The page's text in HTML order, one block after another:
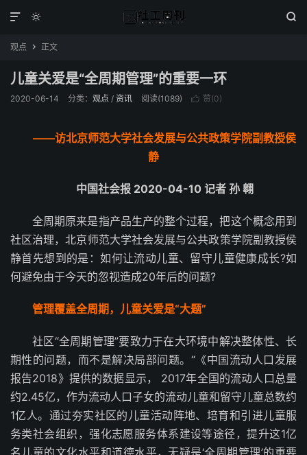
 

观点  正文
儿童关爱是“全周期管理”的重要一环
2020-06-14 分类： 观点 / 资讯 阅读(1089)  赞(0)
——访北京师范大学社会发展与公共政策学院副教授侯
静
中国社会报 2020-04-10 记者 孙 翱
全周期原来是指产品生产的整个过程，把这个概念用到
社区治理，北京师范大学社会发展与公共政策学院副教授侯
静首先想到的是：如何让流动儿童、留守儿童健康成长?如
何避免由于今天的忽视造成20年后的问题?
管理覆盖全周期，儿童关爱是“大题”
社区“全周期管理”要致力于在大环境中解决整体性、长
期性的问题，而不是解决局部问题。“《中国流动人口发展
报告2018》提供的数据显示， 2017年全国的流动人口总量
约2.45亿，作为流动人口子女的流动儿童和留守儿童总数约
1亿人。通过夯实社区的儿童活动阵地、培育和引进儿童服
务类社会组织，强化志愿服务体系建设等途径，提升这1亿
名儿童的文化水平和道德水平，无疑是‘全周期管理’的重要